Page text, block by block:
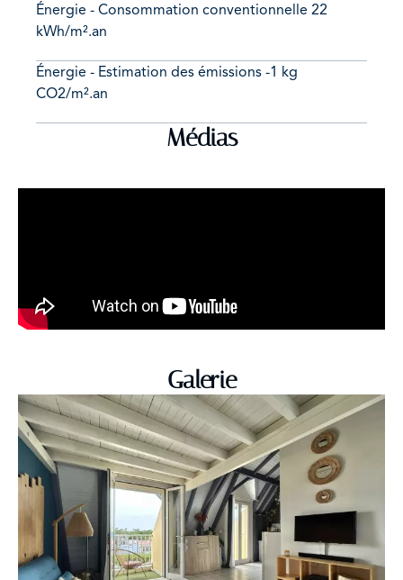
Énergie - Consommation conventionnelle 22
kWh/m².an
Énergie - Estimation des émissions -1 kg
CO2/m².an
Médias
Galerie